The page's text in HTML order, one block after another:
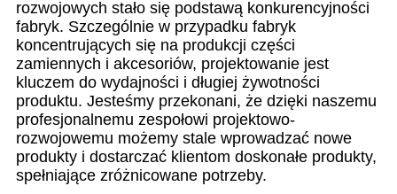
rozwojowych stało się podstawą konkurencyjności
fabryk. Szczególnie w przypadku fabryk
koncentrujących się na produkcji części
zamiennych i akcesoriów, projektowanie jest
kluczem do wydajności i długiej żywotności
produktu. Jesteśmy przekonani, że dzięki naszemu
profesjonalnemu zespołowi projektowo-
rozwojowemu możemy stale wprowadzać nowe
produkty i dostarczać klientom doskonałe produkty,
spełniające zróżnicowane potrzeby.